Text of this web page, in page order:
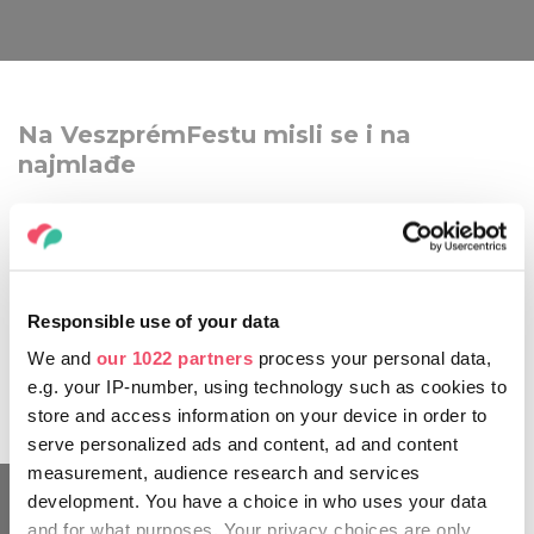
Responsible use of your data
We and our 1022 partners process your personal data,
e.g. your IP-number, using technology such as cookies to
store and access information on your device in order to
serve personalized ads and content, ad and content
measurement, audience research and services
development. You have a choice in who uses your data
and for what purposes. Your privacy choices are only
Na VeszprémFestu misli se i na
najmlađe
Festival nudi zanimljivosti ne samo za odrasle. Već
godinama se za učenike osnovnih škola županije raspisuje
Gradska vijećnica). Pobjednika natječaja, kao nagrada, čeka
Dana rosea, rizlinga i jazza prikazuju na površinama zidova
tih zgrada.